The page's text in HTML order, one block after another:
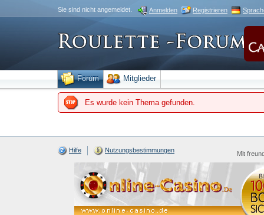
Sie sind nicht angemeldet. Anmelden Registrieren
Forum Mitglieder
Es wurde kein Thema gefunden.
Hilfe Nutzungsbestimmungen
Mit